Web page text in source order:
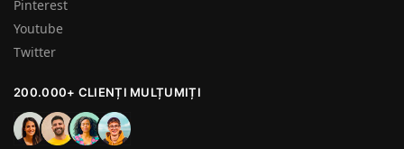
Pinterest
Youtube
Twitter
200.000+ CLIENȚI MULȚUMIȚI